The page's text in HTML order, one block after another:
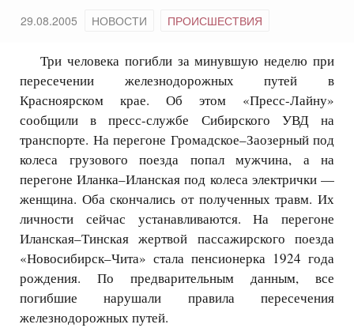
29.08.2005 НОВОСТИ ПРОИСШЕСТВИЯ
Три человека погибли за минувшую неделю при
пересечении железнодорожных путей в
Красноярском крае. Об этом «Пресс-Лайну»
сообщили в пресс-службе Сибирского УВД на
транспорте. На перегоне Громадское–Заозерный под
колеса грузового поезда попал мужчина, а на
перегоне Иланка–Иланская под колеса электрички —
женщина. Оба скончались от полученных травм. Их
личности сейчас устанавливаются. На перегоне
Иланская–Тинская жертвой пассажирского поезда
«Новосибирск–Чита» стала пенсионерка 1924 года
рождения. По предварительным данным, все
погибшие нарушали правила пересечения
железнодорожных путей.